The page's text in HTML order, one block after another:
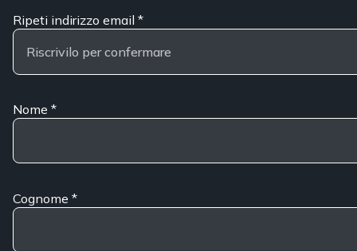
Ripeti indirizzo email*
Nome*
Cognome*